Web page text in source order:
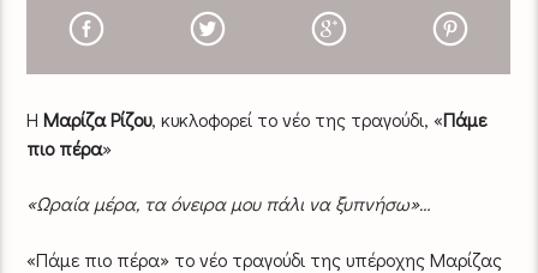
Η Μαρίζα Ρίζου, κυκλοφορεί το νέο της τραγούδι, «Πάμε
πιο πέρα»
«Ωραία μέρα, τα όνειρα μου πάλι να ξυπνήσω»…
«Πάμε πιο πέρα» το νέο τραγούδι της υπέροχης Μαρίζας